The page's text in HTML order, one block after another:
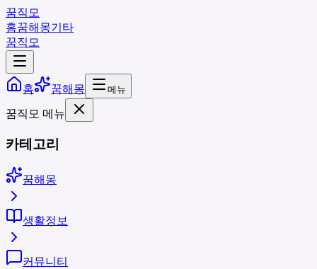
꿈직모
홈꿈해몽기타
꿈직모
홈 꿈해몽 메뉴
꿈직모 메뉴
카테고리
꿈해몽
생활정보
커뮤니티